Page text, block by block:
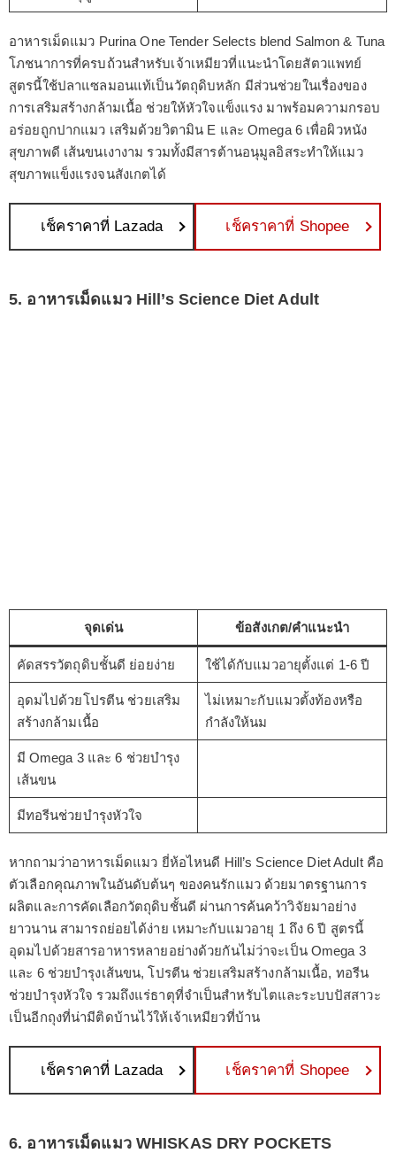
อาหารเม็ดแมว Purina One Tender Selects blend Salmon & Tuna
โภชนาการที่ครบถ้วนสำหรับเจ้าเหมียวที่แนะนำโดยสัตวแพทย์
สูตรนี้ใช้ปลาแซลมอนแท้เป็นวัตถุดิบหลัก มีส่วนช่วยในเรื่องของ
การเสริมสร้างกล้ามเนื้อ ช่วยให้หัวใจแข็งแรง มาพร้อมความกรอบ
อร่อยถูกปากแมว เสริมด้วยวิตามิน E และ Omega 6 เพื่อผิวหนัง
สุขภาพดี เส้นขนเงางาม รวมทั้งมีสารต้านอนุมูลอิสระทำให้แมว
สุขภาพแข็งแรงจนสังเกตได้
เช็คราคาที่ Lazada เช็คราคาที่ Shopee
5. อาหารเม็ดแมว Hill’s Science Diet Adult
จุดเด่น ข้อสังเกต/คำแนะนำ
คัดสรรวัตถุดิบชั้นดี ย่อยง่าย ใช้ได้กับแมวอายุตั้งแต่ 1-6 ปี
อุดมไปด้วยโปรตีน ช่วยเสริม
สร้างกล้ามเนื้อ
ไม่เหมาะกับแมวตั้งท้องหรือ
กำลังให้นม
มี Omega 3 และ 6 ช่วยบำรุง
เส้นขน
มีทอรีนช่วยบำรุงหัวใจ
หากถามว่าอาหารเม็ดแมว ยี่ห้อไหนดี Hill’s Science Diet Adult คือ
ตัวเลือกคุณภาพในอันดับต้นๆ ของคนรักแมว ด้วยมาตรฐานการ
ผลิตและการคัดเลือกวัตถุดิบชั้นดี ผ่านการค้นคว้าวิจัยมาอย่าง
ยาวนาน สามารถย่อยได้ง่าย เหมาะกับแมวอายุ 1 ถึง 6 ปี สูตรนี้
อุดมไปด้วยสารอาหารหลายอย่างด้วยกันไม่ว่าจะเป็น Omega 3
และ 6 ช่วยบำรุงเส้นขน, โปรตีน ช่วยเสริมสร้างกล้ามเนื้อ, ทอรีน
ช่วยบำรุงหัวใจ รวมถึงแร่ธาตุที่จำเป็นสำหรับไตและระบบปัสสาวะ
เป็นอีกถุงที่น่ามีติดบ้านไว้ให้เจ้าเหมียวที่บ้าน
เช็คราคาที่ Lazada เช็คราคาที่ Shopee
6. อาหารเม็ดแมว WHISKAS DRY POCKETS